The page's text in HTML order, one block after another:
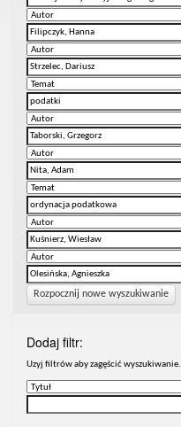
Rozpocznij nowe wyszukiwanie
Dodaj filtr:
Uzyj filtrów aby zagęścić wyszukiwanie.